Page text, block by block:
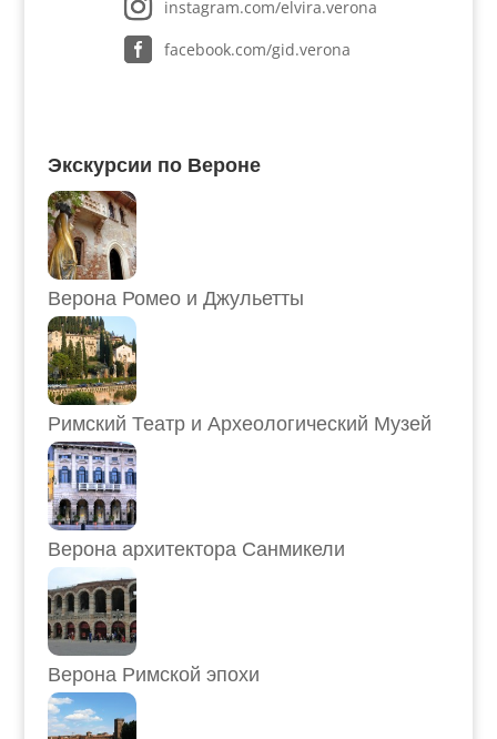
instagram.com/elvira.verona
facebook.com/gid.verona
Экскурсии по Вероне
Верона Ромео и Джульетты
Римский Театр и Археологический Музей
Верона архитектора Санмикели
Верона Римской эпохи